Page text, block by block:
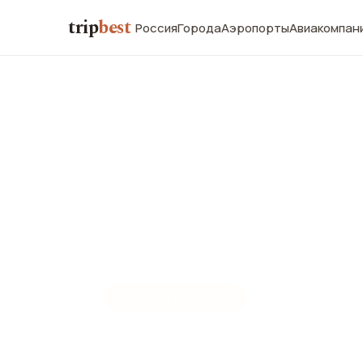
tripbest РоссияГородаАэропорты